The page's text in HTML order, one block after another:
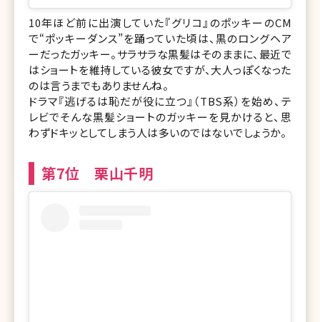
10年ほど前に出演していた『グリコ』のポッキーのCM
で“ポッキーダンス”を踊っていた頃は、黒のロングヘア
ーだったガッキー。サラサラな黒髪はそのままに、最近で
はショートを維持している彼女ですが、大人っぽくなった
のは言うまでもありませんね。
ドラマ『逃げるは恥だが役に立つ』（TBS系）を始め、テ
レビでそんな黒髪ショートのガッキーを見かけると、思
わずドキッとしてしまう人は多いのではないでしょうか。
第7位 栗山千明